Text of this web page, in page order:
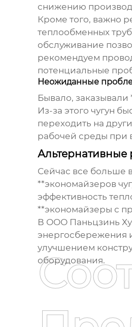
снижению
Кроме того, важно
теплообменных
обслуживание
рекомендуем
потенциальные
Неожиданные
Бывало,
Из-за этого чугун
переходить на
рабочей среды при
Сейчас все больше
**экономайзеров
эффективность
**экономайзеры с
В ООО Паньцзинь
энергосбережения
улучшением
оборудования.